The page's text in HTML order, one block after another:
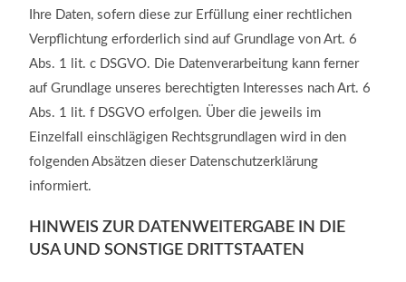
Ihre Daten, sofern diese zur Erfüllung einer rechtlichen
Verpflichtung erforderlich sind auf Grundlage von Art. 6
Abs. 1 lit. c DSGVO. Die Datenverarbeitung kann ferner
auf Grundlage unseres berechtigten Interesses nach Art. 6
Abs. 1 lit. f DSGVO erfolgen. Über die jeweils im
Einzelfall einschlägigen Rechtsgrundlagen wird in den
folgenden Absätzen dieser Datenschutzerklärung
informiert.
HINWEIS ZUR DATENWEITERGABE IN DIE
USA UND SONSTIGE DRITTSTAATEN